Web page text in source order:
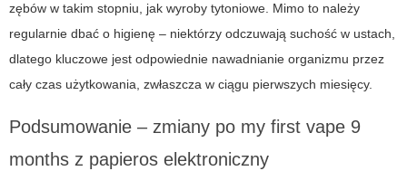
zębów w takim stopniu, jak wyroby tytoniowe. Mimo to należy
regularnie dbać o higienę – niektórzy odczuwają suchość w ustach,
dlatego kluczowe jest odpowiednie nawadnianie organizmu przez
cały czas użytkowania, zwłaszcza w ciągu pierwszych miesięcy.
Podsumowanie – zmiany po my first vape 9
months z papieros elektroniczny